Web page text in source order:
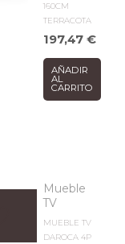
160CM
TERRACOTA
197,47€
AÑADIR
AL
CARRITO
Mueble
TV
MUEBLE TV
DAROCA 4P